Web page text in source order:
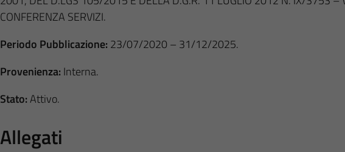
CONFERENZA SERVIZI.
Periodo Pubblicazione: 23/07/2020 – 31/12/2025.
Provenienza: Interna.
Stato:Attivo.
Allegati